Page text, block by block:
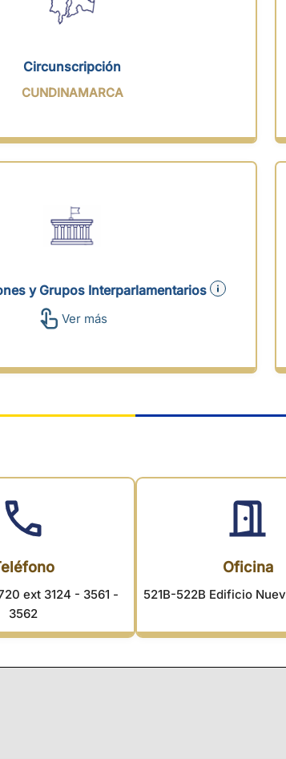
Circunscripción
CUNDINAMARCA
y Grupos Interparlamentarios
Ver más
ext 3124 - 3561 -
3562
Oficina
521B-522B Edificio